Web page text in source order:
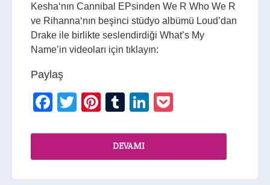
Kesha‘nın Cannibal EPsinden We R Who We R
ve Rihanna‘nın beşinci stüdyo albümü Loud’dan
Drake ile birlikte seslendirdiği What’s My
Name’in videoları için tıklayın:
Paylaş
Facebook
TwitterPinterest
TumblrLinkedIn
DEVAMI